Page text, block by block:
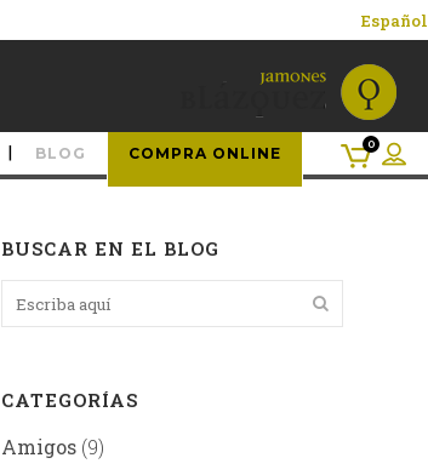
Español
BLOG COMPRA ONLINE
0
BUSCAR EN EL BLOG
CATEGORÍAS
Amigos (9)